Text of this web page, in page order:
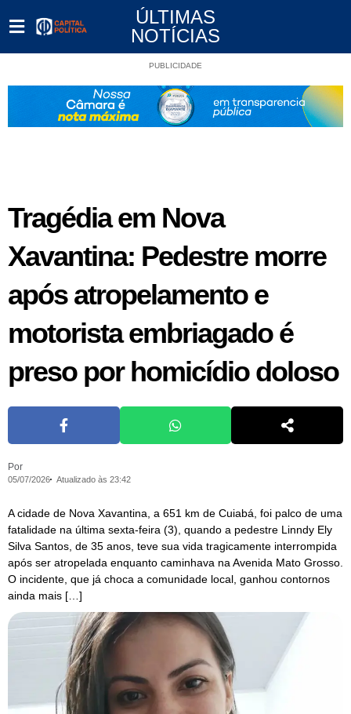
ÚLTIMAS
NOTÍCIAS
PUBLICIDADE
Tragédia em Nova
Xavantina: Pedestre morre
após atropelamento e
motorista embriagado é
preso por homicídio doloso
Por
05/07/2026 Atualizado às 23:42
A cidade de Nova Xavantina, a 651 km de Cuiabá, foi palco de uma
fatalidade na última sexta-feira (3), quando a pedestre Linndy Ely
Silva Santos, de 35 anos, teve sua vida tragicamente interrompida
após ser atropelada enquanto caminhava na Avenida Mato Grosso.
O incidente, que já choca a comunidade local, ganhou contornos
ainda mais […]